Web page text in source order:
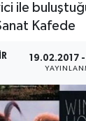
ile
Kafede
19.02.2017
Durumu